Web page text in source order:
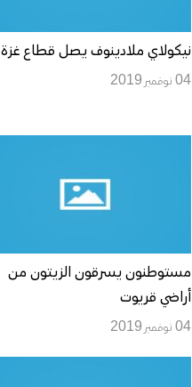
نيكولاي ملادينوف يصل قطاع غزة
04 نوفمبر 2019
مستوطنون يسرقون الزيتون من
أراضي قريوت
04 نوفمبر 2019